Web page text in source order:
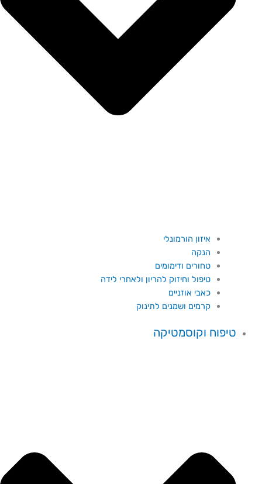
איזון הורמונלי
הנקה
טחורים ודימומים
טיפול וחיזוק להריון ולאחרי לידה
כאבי אוזניים
קרמים ושמנים לתינוק
טיפוח וקוסמטיקה